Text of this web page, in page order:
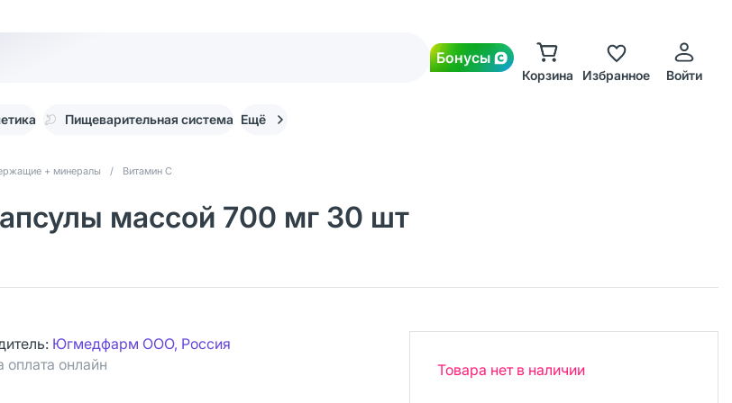
Бонусы
Корзина Избранное Войти
Пищеварительная система Ещё
+ минералы / Витамин С
массой 700 мг 30 шт
Югмедфарм ООО, Россия
оплата онлайн
Товара нет в наличии